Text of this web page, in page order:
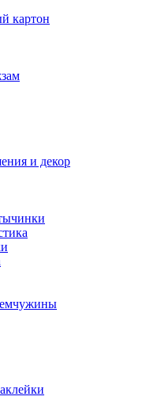
картон
и декор